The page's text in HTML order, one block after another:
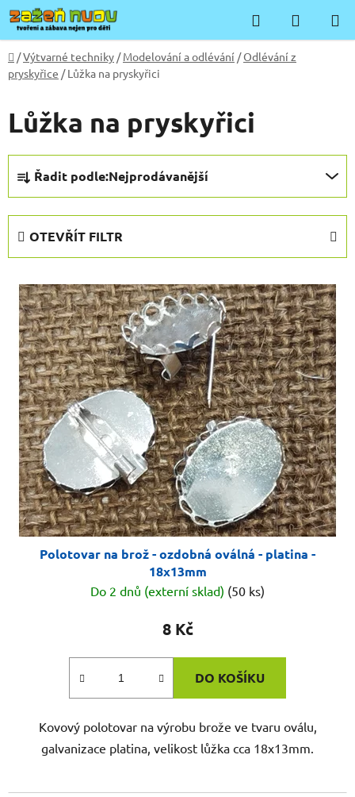
Přejít
na
obsah
Hledat
KOŠÍK
Domů
/Výtvarné techniky / Modelování a odlévání /Odlévání z
pryskyřice / Lůžka na pryskyřici
Lůžka na pryskyřici
Ř
z
Řadit podle:Nejprodávanější
OTEVŘÍT FILTR
V
Polotovar na brož - ozdobná oválná - platina -
18x13mm
Do 2 dnů (externí sklad) (50 ks)
8 Kč
DO KOŠÍKU
Kovový polotovar na výrobu brože ve tvaru oválu,
galvanizace platina, velikost lůžka cca 18x13mm.